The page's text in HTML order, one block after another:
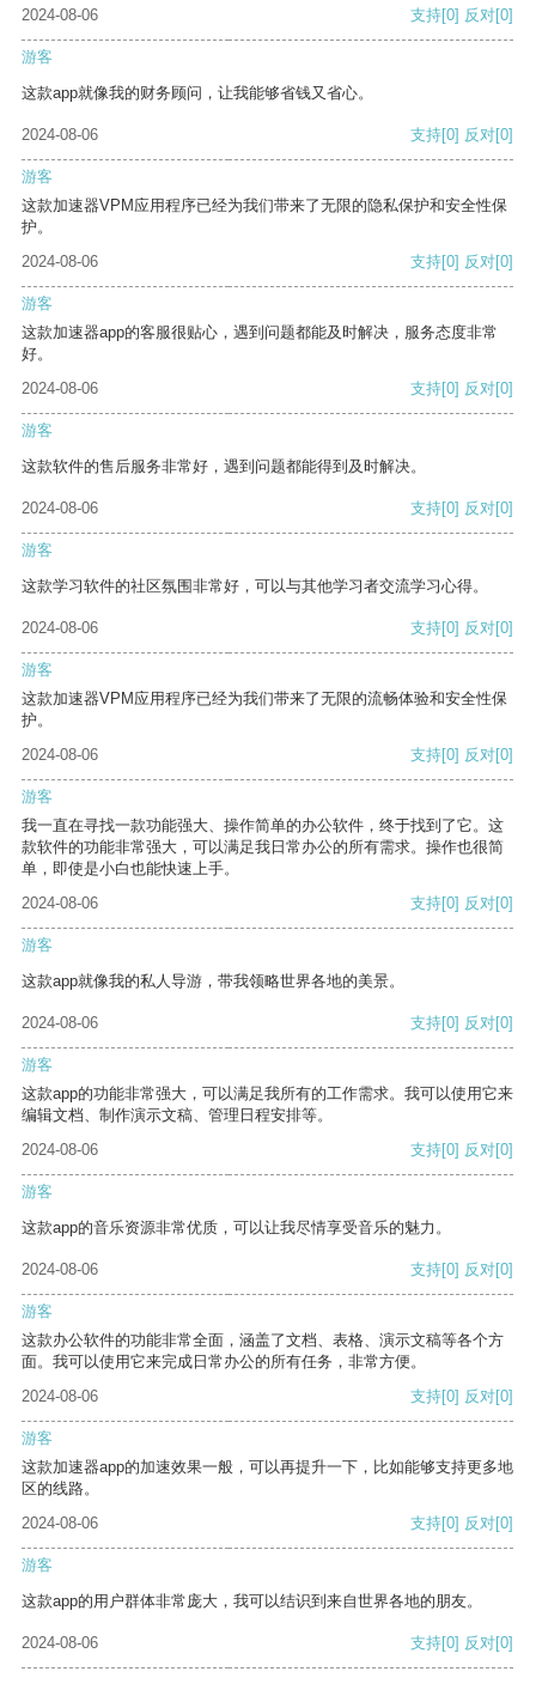
2024-08-06 支持[0] 反对[0]
游客
这款app就像我的财务顾问，让我能够省钱又省心。
2024-08-06 支持[0] 反对[0]
游客
这款加速器VPM应用程序已经为我们带来了无限的隐私保护和安全性保
护。
2024-08-06
支持[0] 反对[0]
游客
这款加速器app的客服很贴心，遇到问题都能及时解决，服务态度非常
好。
2024-08-06
支持[0] 反对[0]
游客
这款软件的售后服务非常好，遇到问题都能得到及时解决。
2024-08-06 支持[0] 反对[0]
游客
这款学习软件的社区氛围非常好，可以与其他学习者交流学习心得。
2024-08-06 支持[0] 反对[0]
游客
这款加速器VPM应用程序已经为我们带来了无限的流畅体验和安全性保
护。
2024-08-06
支持[0] 反对[0]
游客
我一直在寻找一款功能强大、操作简单的办公软件，终于找到了它。这
款软件的功能非常强大，可以满足我日常办公的所有需求。操作也很简
单，即使是小白也能快速上手。
2024-08-06
支持[0] 反对[0]
游客
这款app就像我的私人导游，带我领略世界各地的美景。
2024-08-06 支持[0] 反对[0]
游客
这款app的功能非常强大，可以满足我所有的工作需求。我可以使用它来
编辑文档、制作演示文稿、管理日程安排等。
2024-08-06
支持[0] 反对[0]
游客
这款app的音乐资源非常优质，可以让我尽情享受音乐的魅力。
2024-08-06 支持[0] 反对[0]
游客
这款办公软件的功能非常全面，涵盖了文档、表格、演示文稿等各个方
面。我可以使用它来完成日常办公的所有任务，非常方便。
2024-08-06
支持[0] 反对[0]
游客
这款加速器app的加速效果一般，可以再提升一下，比如能够支持更多地
区的线路。
2024-08-06
支持[0] 反对[0]
游客
这款app的用户群体非常庞大，我可以结识到来自世界各地的朋友。
2024-08-06 支持[0] 反对[0]